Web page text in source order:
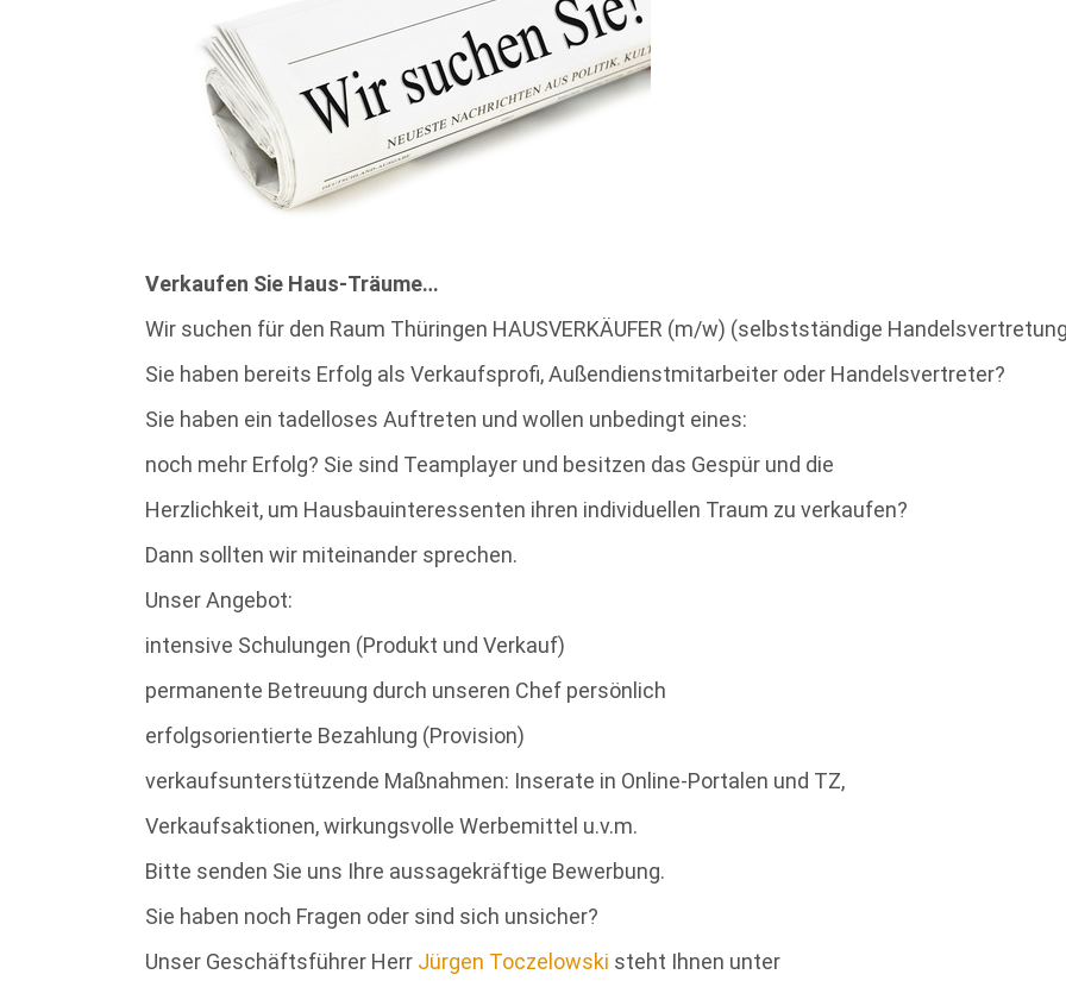
Verkaufen Sie Haus-Träume…
Wir suchen für den Raum Thüringen HAUSVERKÄUFER (m/w) (selbstständige
Sie haben bereits Erfolg als Verkaufsprofi, Außendienstmitarbeiter oder Handelsvertreter?
Sie haben ein tadelloses Auftreten und wollen unbedingt eines:
noch mehr Erfolg? Sie sind Teamplayer und besitzen das Gespür und die
Herzlichkeit, um Hausbauinteressenten ihren individuellen Traum zu verkaufen?
Dann sollten wir miteinander sprechen.
Unser Angebot:
intensive Schulungen (Produkt und Verkauf)
permanente Betreuung durch unseren Chef persönlich
erfolgsorientierte Bezahlung (Provision)
verkaufsunterstützende Maßnahmen: Inserate in Online-Portalen und TZ,
Verkaufsaktionen, wirkungsvolle Werbemittel u.v.m.
Bitte senden Sie uns Ihre aussagekräftige Bewerbung.
Sie haben noch Fragen oder sind sich unsicher?
Unser Geschäftsführer Herr Jürgen Toczelowski steht Ihnen unter